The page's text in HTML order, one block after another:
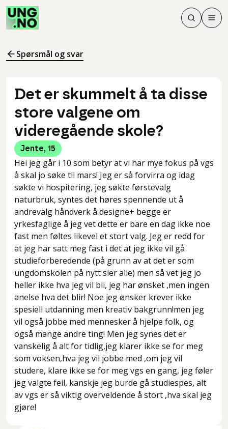
Søk
Søk
Meny
Spørsmål og svar
Det er skummelt å ta disse
store valgene om
videregående skole?
Jente, 15
Hei jeg går i 10 som betyr at vi har mye fokus på vgs
å skal jo søke til mars! Jeg er så forvirra og idag
søkte vi hospitering, jeg søkte førstevalg
naturbruk, syntes det høres spennende ut å
andrevalg håndverk å designe+ begge er
yrkesfaglige å jeg vet dette er bare en dag ikke noe
fast men føltes likevel et stort valg. Jeg er redd for
at jeg har satt meg fast i det at jeg ikke vil gå
studieforberedende (på grunn av at det er som
ungdomskolen på nytt sier alle) men så vet jeg jo
heller ikke hva jeg vil bli, jeg har ønsket ,men ingen
anelse hva det blir! Noe jeg ønsker krever ikke
spesiell utdanning men kreativ bakgrunn!men jeg
vil også jobbe med mennesker å hjelpe folk, og
også mange andre ting! Men jeg synes det er
vanskelig å alt for tidlig,jeg klarer ikke se for meg
som voksen,hva jeg vil jobbe med ,om jeg vil
studere, klare ikke se for meg vgs en gang, jeg føler
jeg valgte feil, kanskje jeg burde gå studiespes, alt
av vgs er så viktig overveldende å stort ,hva skal jeg
gjøre!